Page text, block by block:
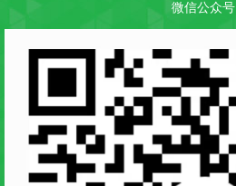
微信公众号